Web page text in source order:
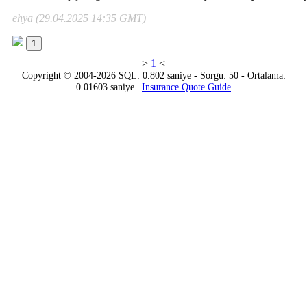
ehya (29.04.2025 14:35 GMT)
1
> 1 <
Copyright © 2004-2026 SQL: 0.802 saniye - Sorgu: 50 - Ortalama:
0.01603 saniye | Insurance Quote Guide